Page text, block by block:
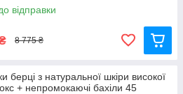
відправки
8 775 ₴
берці з натуральної шкіри високої
+ непромокаючі бахіли 45